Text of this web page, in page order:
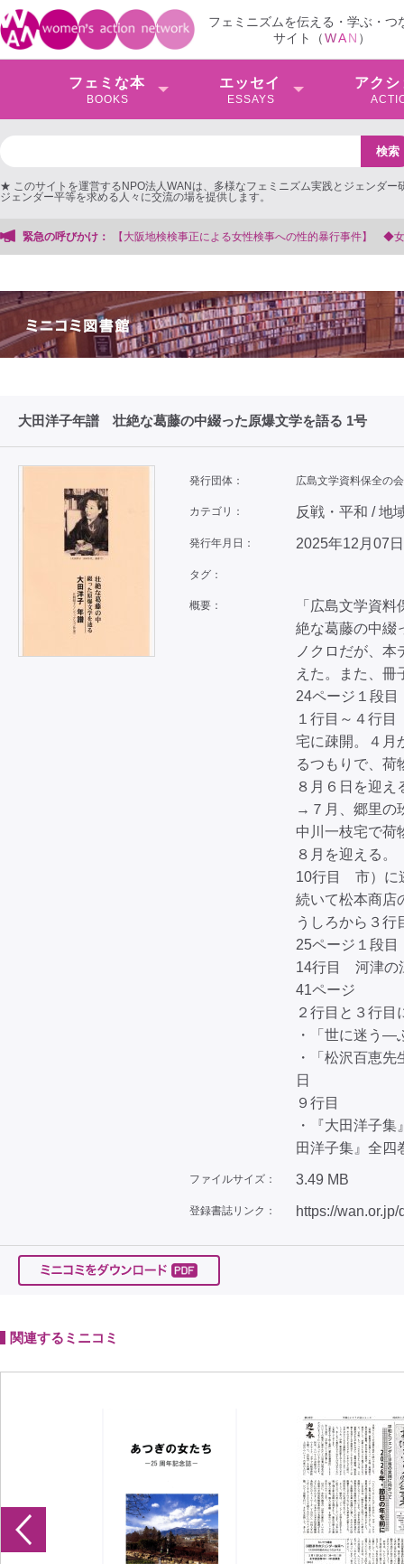
フェミニズムを伝える・学ぶ・つ
サイト（WAN ）
フェミな本
BOOKS
エッセイ
ESSAYS
アクシ
★ このサイトを運営するNPO法人WANは、多様なフェミニズム実践とジェンダー
ジェンダー平等を求める人々に交流の場を提供します。
緊急の呼びかけ：【大阪地検検事正による女性検事への性的暴行事件】 ◆女性検
大田洋子年譜 壮絶な葛藤の中綴った原爆文学を語る 1号
発行団体： 広島文学資料保全の会
カテゴリ： 反戦・平和 / 地
発行年月日： 2025年12月07日
タグ：
概要：
「広島文学資
絶な葛藤の中綴
ノクロだが、
えた。また、冊
24ページ１段目
１行目～４行
宅に疎開。４月
るつもりで、荷
８月６日を迎え
→７月、郷里の
中川一枝宅で荷
８月を迎える。
10行目 市）に
続いて松本商店
うしろから３
25ページ１段目
14行目 河津の
41ページ
２行目と３行目
・「世に迷う―
・「松沢百恵
日
９行目
・『大田洋子
田洋子集』全四
ファイルサイズ： 3.49 MB
登録書誌リンク： https://
関連するミニコミ